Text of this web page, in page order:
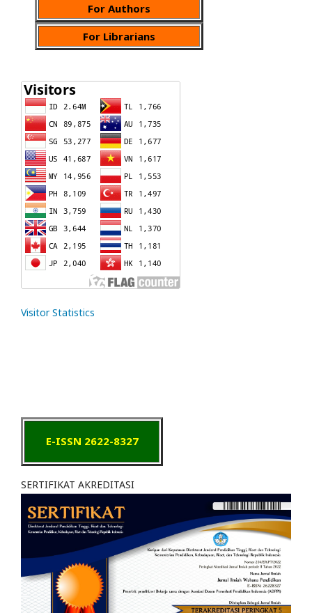
For Authors
For Librarians
Visitor Statistics
E-ISSN 2622-8327
SERTIFIKAT AKREDITASI